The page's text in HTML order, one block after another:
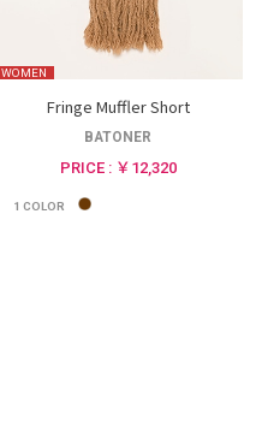
WOMEN
Fringe Muffler Short
BATONER
PRICE : ￥12,320
1 COLOR